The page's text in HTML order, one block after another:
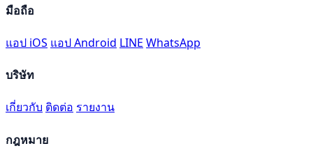
มือถือ
แอป iOS แอป Android LINE WhatsApp
บริษัท
เกี่ยวกับ ติดต่อ รายงาน
กฎหมาย